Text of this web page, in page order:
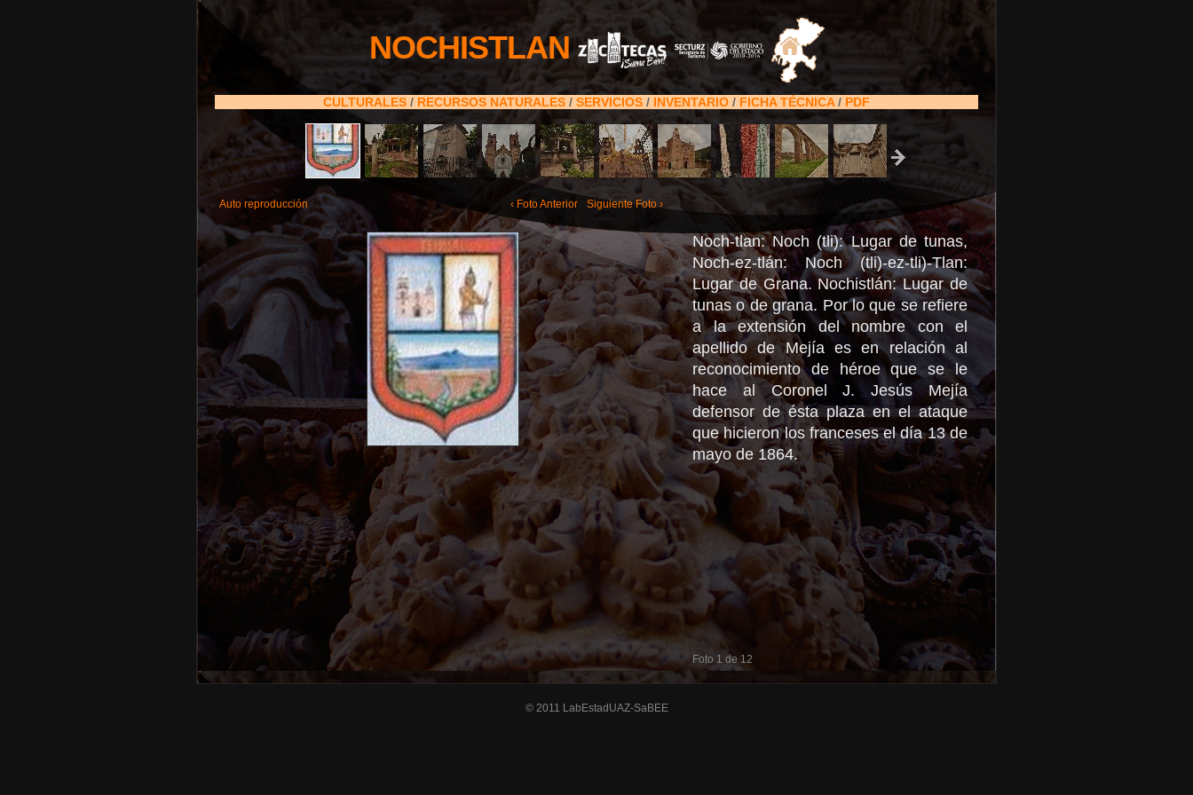
NOCHISTLAN
CULTURALES / RECURSOS NATURALES / SERVICIOS / INVENTARIO / FICHA TÉCNICA/ PDF
Auto reproducción ‹ Foto Anterior Siguiente Foto ›
Foto 1 de 12
Noch-tlan: Noch (tli): Lugar de tunas,
Noch-ez-tlán: Noch (tli)-ez-tli)-Tlan:
Lugar de Grana. Nochistlán: Lugar de
tunas o de grana. Por lo que se refiere
a la extensión del nombre con el
apellido de Mejía es en relación al
reconocimiento de héroe que se le
hace al Coronel J. Jesús Mejía
defensor de ésta plaza en el ataque
que hicieron los franceses el día 13 de
mayo de 1864.
© 2011 LabEstadUAZ-SaBEE